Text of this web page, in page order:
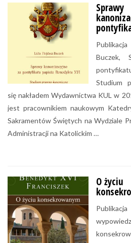
Sprawy
Buczek,
Studium
się nakładem Wydawnictwa KUL w
jest pracownikiem naukowym
Sakramentów Świętych na Wydziale
Administracji na Katolickim …
O życiu